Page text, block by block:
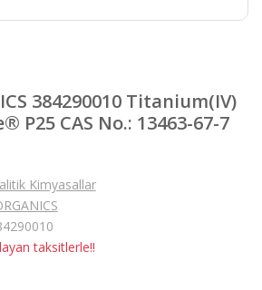
384290010 Titanium(IV)
P25 CAS No.: 13463-67-7
Kimyasallar
taksitlerle!!